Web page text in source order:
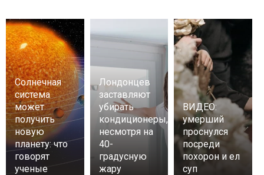
Солнечная
система
может
получить
новую
планету: что
говорят
ученые
Лондонцев
заставляют
убирать
кондиционеры,
несмотря на
40-
градусную
жару
ВИДЕО:
умерший
проснулся
посреди
похорон и ел
суп